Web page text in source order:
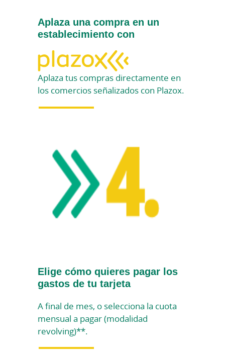
Aplaza una compra en un
establecimiento con
Aplaza tus compras directamente en
los comercios señalizados con Plazox.
Elige cómo quieres pagar los
gastos de tu tarjeta
A final de mes, o selecciona la cuota
mensual a pagar (modalidad
revolving)**.